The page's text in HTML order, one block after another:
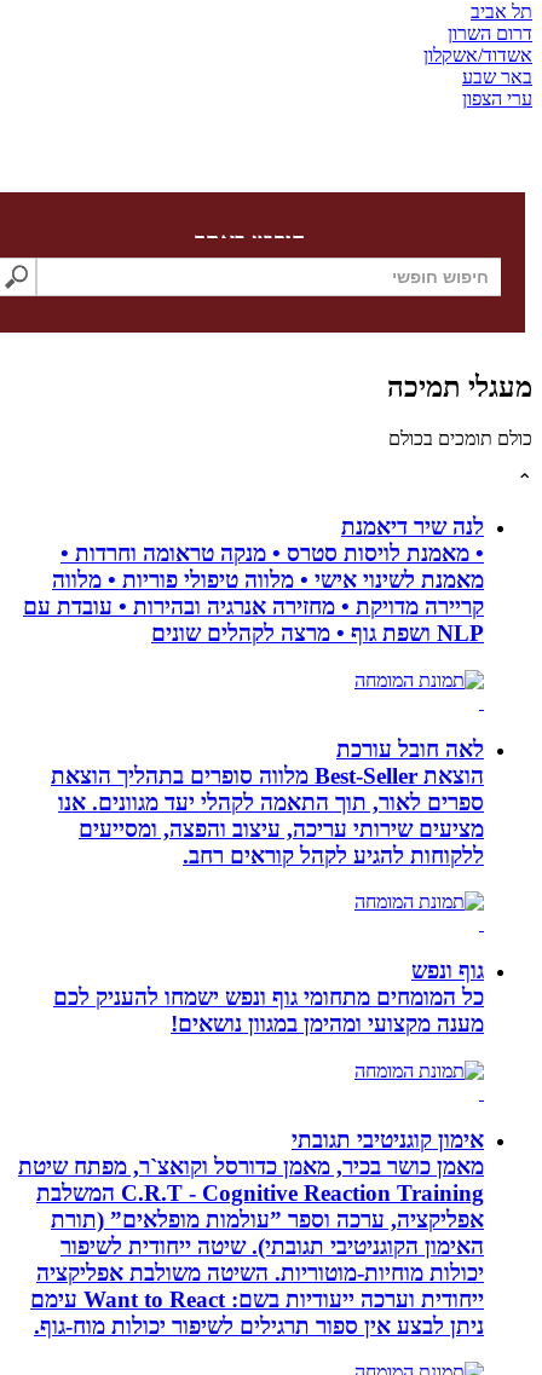
אביב
השרון
אשקלון
שבע
הצפון
חיפוש באתר
תמיכה
תומכים בכולם
לנה שיר דיאמנת
• מאמנת לויסות סטרס • מנקה טראומה וחרדות •
מאמנת לשינוי אישי • מלווה טיפולי פוריות • מלווה
קריירה מדויקת • מחזירה אנרגיה ובהירות • עובדת עם
NLP ושפת גוף • מרצה לקהלים שונים
לאה חובל עורכת
הוצאת Best-Seller מלווה סופרים בתהליך הוצאת
ספרים לאור, תוך התאמה לקהלי יעד מגוונים. אנו
מציעים שירותי עריכה, עיצוב והפצה, ומסייעים
ללקוחות להגיע לקהל קוראים רחב.
גוף ונפש
כל המומחים מתחומי גוף ונפש ישמחו להעניק לכם
מענה מקצועי ומהימן במגוון נושאים!
אימון קוגניטיבי תגובתי
מאמן כושר בכיר, מאמן כדורסל וקואצ`ר, מפתח שיטת
C.R.T - Cognitive Reaction Training המשלבת
אפליקציה, ערכה וספר ”עולמות מופלאים” (תורת
האימון הקוגניטיבי תגובתי). שיטה ייחודית לשיפור
יכולות מוחיות-מוטוריות. השיטה משולבת אפליקציה
ייחודית וערכה ייעודיות בשם: Want to React עימם
ניתן לבצע אין ספור תרגילים לשיפור יכולות מוח-גוף.